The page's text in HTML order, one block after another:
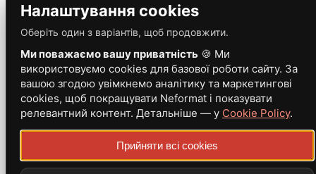
Налаштування cookies
Оберіть один з варіантів, щоб продовжити.
Ми поважаємо вашу приватність 🍪 Ми
використовуємо cookies для базової роботи сайту. За
вашою згодою увімкнемо аналітику та маркетингові
cookies, щоб покращувати Neformat і показувати
релевантний контент. Детальніше — у Cookie Policy.
Прийняти всі cookies